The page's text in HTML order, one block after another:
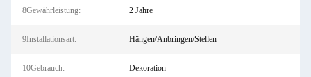
8Gewährleistung: 2 Jahre
9Installationsart: Hängen/Anbringen/Stellen
10Gebrauch: Dekoration